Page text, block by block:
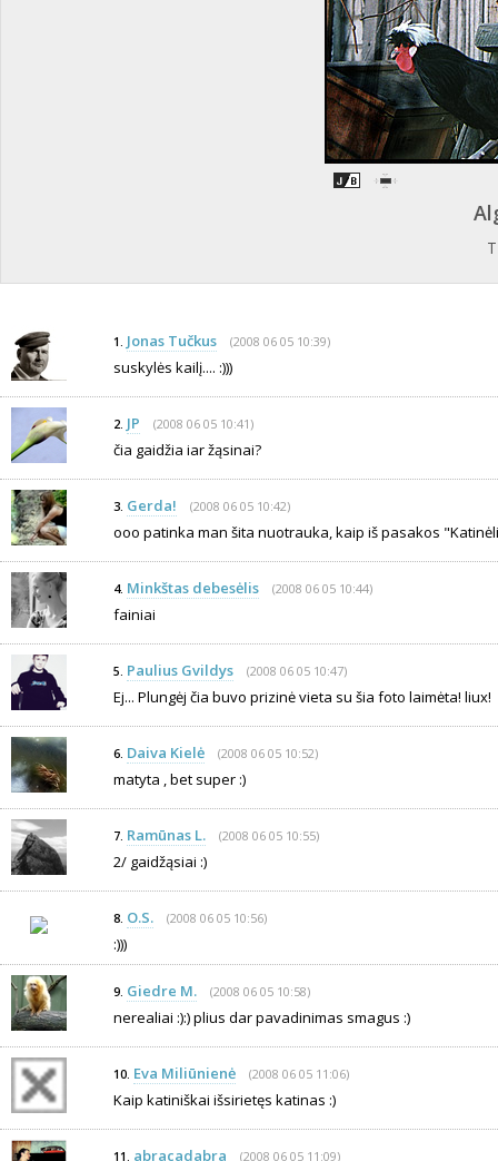
1. Jonas Tučkus (2008 06 05 10:39)
suskylės kailį.... :)))
2. JP (2008 06 05 10:41)
čia gaidžia iar žąsinai?
3. Gerda! (2008 06 05 10:42)
ooo patinka man šita nuotrauka, kaip iš pasakos
4. Minkštas debesėlis (2008 06 05 10:44)
fainiai
5. Paulius Gvildys (2008 06 05 10:47)
Ej... Plungėj čia buvo prizinė vieta su šia foto laimėta! liux!
6. Daiva Kielė (2008 06 05 10:52)
matyta , bet super :)
7. Ramūnas L. (2008 06 05 10:55)
2/ gaidžąsiai :)
8. O.S. (2008 06 05 10:56)
:)))
9. Giedre M. (2008 06 05 10:58)
nerealiai :):) plius dar pavadinimas smagus :)
10. Eva Miliūnienė (2008 06 05 11:06)
Kaip katiniškai išsirietęs katinas :)
11. abracadabra (2008 06 05 11:09)